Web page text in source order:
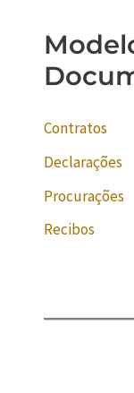
Contratos
Declarações
Procurações
Recibos